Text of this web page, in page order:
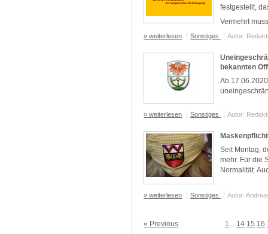
festgestellt,
Vermehrt
» weiterlesen Sonstiges Autor:
bekannten
Ab
» weiterlesen Sonstiges Autor:
Seit Montag,
mehr. Für die
Normalität.
» weiterlesen Sonstiges Autor:
« Previous 1... 14 15 16